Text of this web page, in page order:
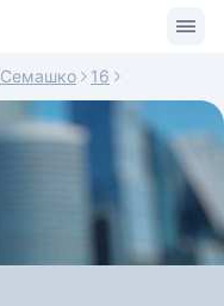
Семашко 16